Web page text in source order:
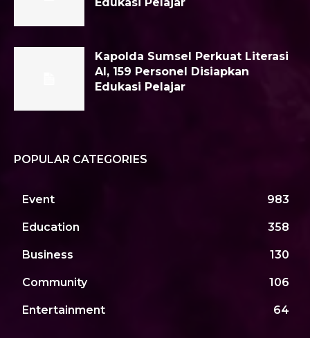
Kapolda Sumsel Perkuat Literasi
AI, 159 Personel Disiapkan
Edukasi Pelajar
POPULAR CATEGORIES
Event 983
Education 358
Business 130
Community 106
Entertainment 64